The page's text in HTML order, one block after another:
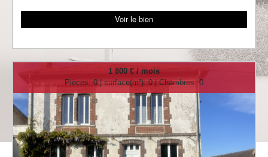
Voir le bien
1 800 € / mois
Pièces: 0 | surface(m²): 0 | Chambres: 0